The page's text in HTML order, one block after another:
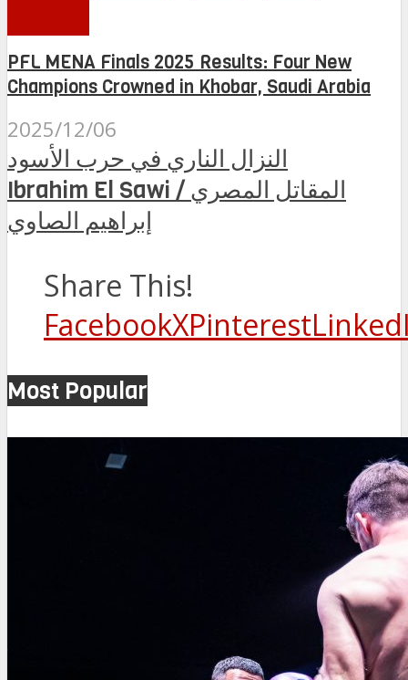
PFL MENA Finals 2025 Results: Four New
Champions Crowned in Khobar, Saudi Arabia
2025/12/06
النزال الناري في حرب الأسود
Ibrahim El Sawi / المقاتل المصري
إبراهيم الصاوي
Share This!
FacebookXPinterest
Most Popular